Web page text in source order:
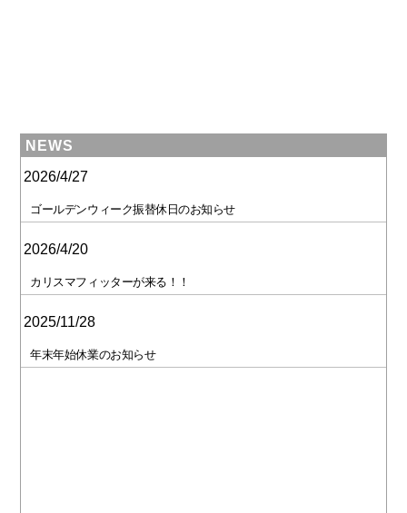
NEWS
2026/4/27
ゴールデンウィーク振替休日のお知らせ
2026/4/20
カリスマフィッターが来る！！
2025/11/28
年末年始休業のお知らせ